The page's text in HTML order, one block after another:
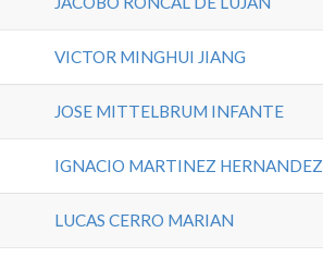
VICTOR MINGHUI JIANG
JOSE MITTELBRUM INFANTE
IGNACIO MARTINEZ HERNANDEZ
LUCAS CERRO MARIAN